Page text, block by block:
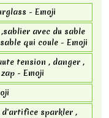
- Emoji
avec du sable
qui coule - Emoji
tension , danger ,
- Emoji
sparkler ,